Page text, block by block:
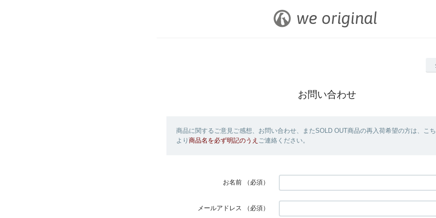
お問い合わせ
商品に関するご意見ご感想、お問い合わせ、またSOLD OUT商品の再入荷希望の方は、こ
より 商品名を必ず明記のうえ ご連絡ください。
お名前 （必須）
メールアドレス （必須）